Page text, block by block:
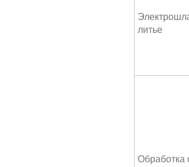
литье
Обработка